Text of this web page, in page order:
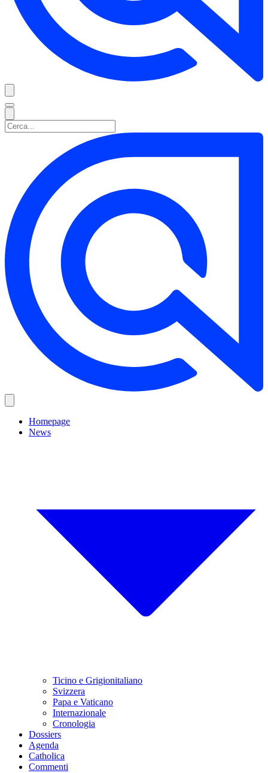
Homepage
News
Ticino e Grigionitaliano
Svizzera
Papa e Vaticano
Internazionale
Cronologia
Dossiers
Agenda
Catholica
Commenti